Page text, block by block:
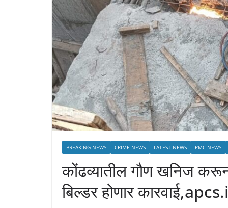
BREAKING NEWS CRIME NEWS LATEST NEWS PMC NEWS
कोंढव्यातील गौण खनिज
बिल्डर होणार